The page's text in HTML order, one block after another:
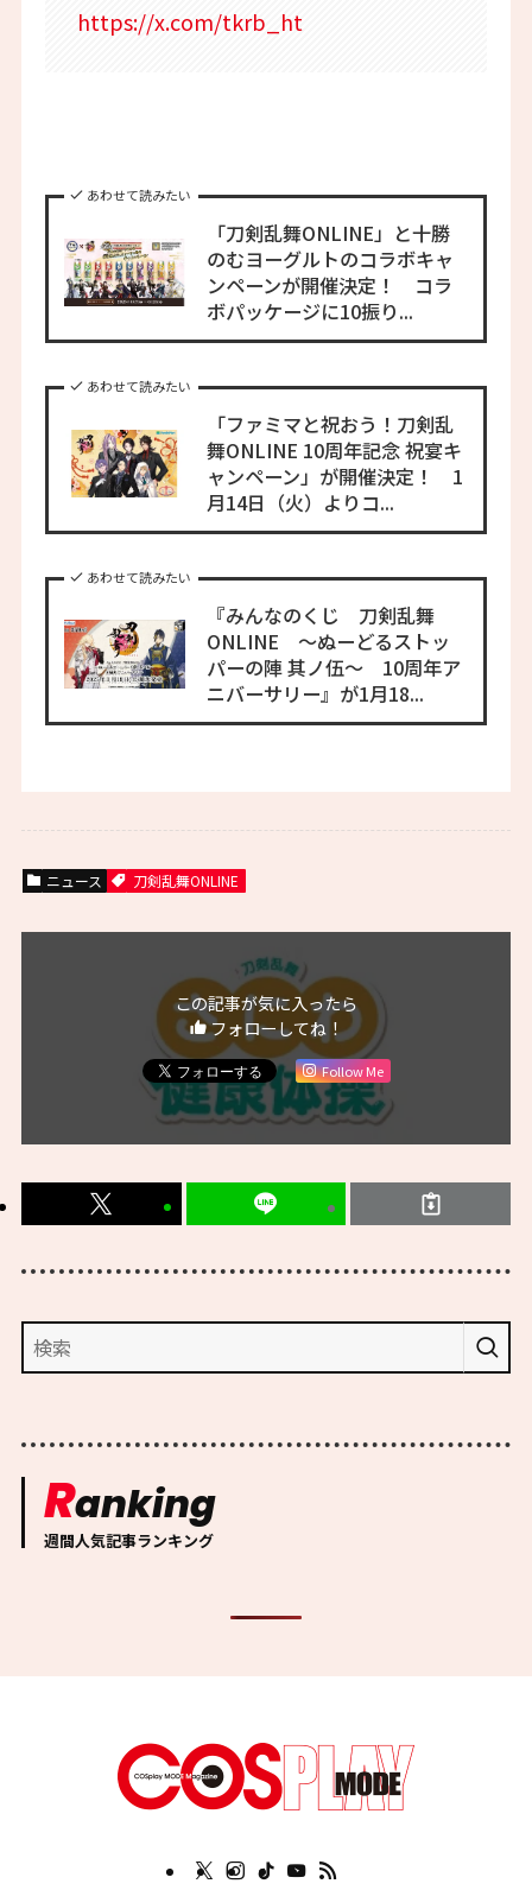
https://x.com/tkrb_ht
あわせて読みたい
「刀剣乱舞ONLINE」と十勝
のむヨーグルトのコラボキャ
ンペーンが開催決定！ コラ
ボパッケージに10振り...
あわせて読みたい
「ファミマと祝おう！刀剣乱
舞ONLINE 10周年記念 祝宴キ
ャンペーン」が開催決定！ 1
月14日（火）よりコ...
あわせて読みたい
『みんなのくじ 刀剣乱舞
ONLINE ～ぬーどるストッ
パーの陣 其ノ伍～ 10周年ア
ニバーサリー』が1月18...
ニュース 刀剣乱舞ONLINE
この記事が気に入ったら
フォローしてね！
Follow Me
Ranking
週間人気記事ランキング